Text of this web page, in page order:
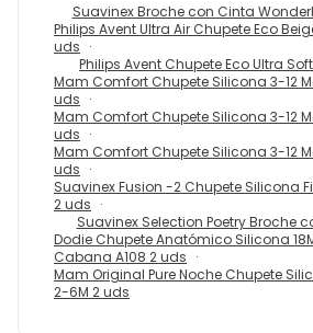
Suavinex Broche con Cinta
Philips Avent Ultra Air Chupete Eco
uds
Philips Avent Chupete Eco Ultra
Mam Comfort Chupete Silicona 3-12
uds
Mam Comfort Chupete Silicona 3-12
uds
Mam Comfort Chupete Silicona 3-12
uds
Suavinex Fusion -2 Chupete Silicona
2 uds
Suavinex Selection Poetry Broche
Dodie Chupete Anatómico Silicona
Cabana A108 2 uds
Mam Original Pure Noche Chupete
2-6M 2 uds